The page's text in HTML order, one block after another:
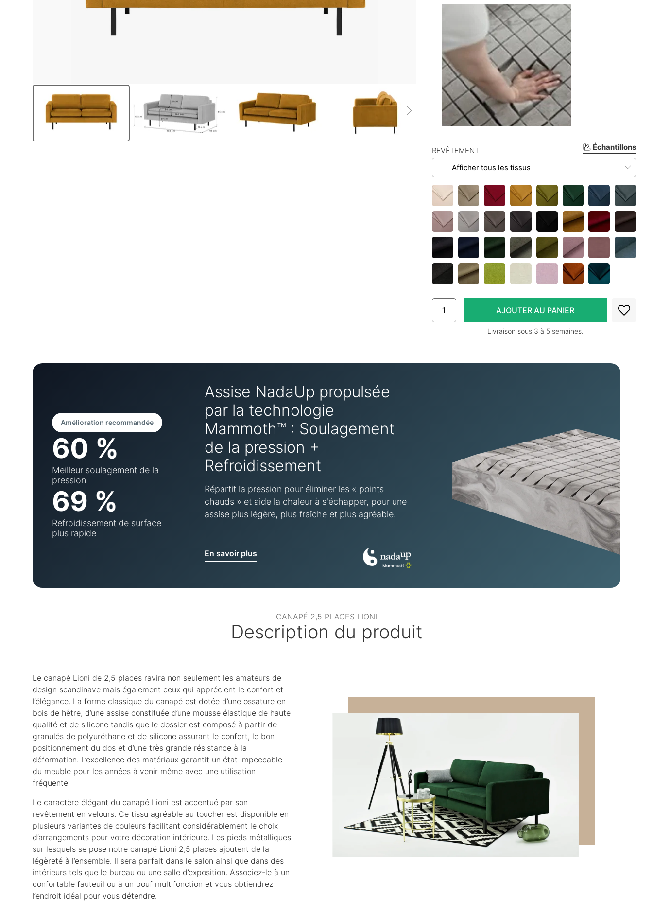
Échantillons
REVÊTEMENT
Livraison sous 3 à 5 semaines.
Amélioration recommandée
60 %
Meilleur soulagement de la
pression
69 %
Refroidissement de surface
plus rapide
Assise NadaUp propulsée
par la technologie
Mammoth™ : Soulagement
de la pression +
Refroidissement
Répartit la pression pour éliminer les « points
chauds » et aide la chaleur à s'échapper, pour une
assise plus légère, plus fraîche et plus agréable.
En savoir plus
CANAPÉ 2,5 PLACES LIONI
Description du produit
Le canapé Lioni de 2,5 places ravira non seulement les amateurs de
design scandinave mais également ceux qui apprécient le confort et
l’élégance. La forme classique du canapé est dotée d’une ossature en
bois de hêtre, d’une assise constituée d’une mousse élastique de haute
qualité et de silicone tandis que le dossier est composé à partir de
granulés de polyuréthane et de silicone assurant le confort, le bon
positionnement du dos et d’une très grande résistance à la
déformation. L’excellence des matériaux garantit un état impeccable
du meuble pour les années à venir même avec une utilisation
fréquente.
Le caractère élégant du canapé Lioni est accentué par son
revêtement en velours. Ce tissu agréable au toucher est disponible en
plusieurs variantes de couleurs facilitant considérablement le choix
d’arrangements pour votre décoration intérieure. Les pieds métalliques
sur lesquels se pose notre canapé Lioni 2,5 places ajoutent de la
légèreté à l’ensemble. Il sera parfait dans le salon ainsi que dans des
intérieurs tels que le bureau ou une salle d’exposition. Associez-le à un
confortable fauteuil ou à un pouf multifonction et vous obtiendrez
l’endroit idéal pour vous détendre.